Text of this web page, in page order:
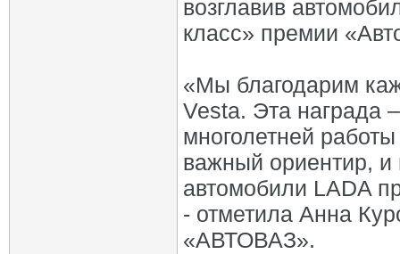
возглавив
класс» премии
«Мы благодарим
Vesta. Эта награда
многолетней
важный ориентир,
автомобили LADA
- отметила Анна
«АВТОВАЗ».